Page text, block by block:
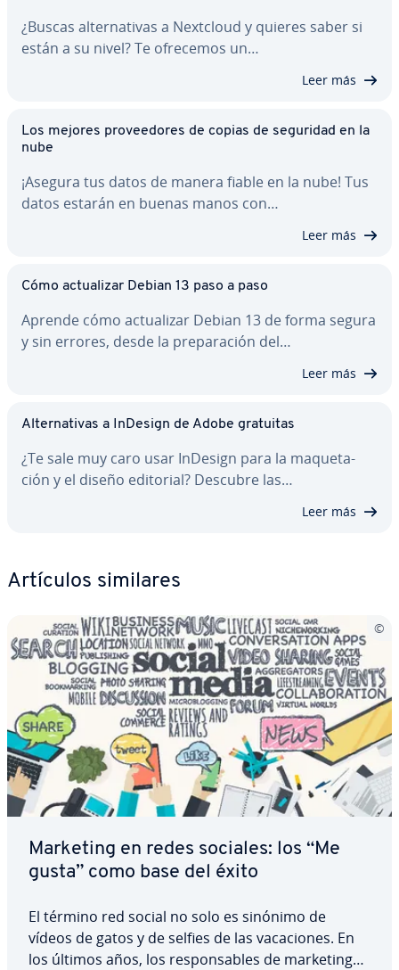
¿Buscas al­te­r­na­ti­vas a Nextcloud y quieres saber si
están a su nivel? Te ofrecemos un…
Leer más
Los mejores pro­vee­do­res de copias de seguridad en la
nube
¡Asegura tus datos de manera fiable en la nube! Tus
datos estarán en buenas manos con…
Leer más
Cómo ac­tua­li­zar Debian 13 paso a paso
Aprende cómo ac­tua­li­zar Debian 13 de forma segura
y sin errores, desde la pre­pa­ra­ción del…
Leer más
Al­te­r­na­ti­vas a InDesign de Adobe gratuitas
¿Te sale muy caro usar InDesign para la ma­que­ta­
ción y el diseño editorial? Descubre las…
Leer más
Artículos similares
Marketing en redes sociales: los “Me
gusta” como base del éxito
El término red social no solo es sinónimo de
vídeos de gatos y de selfies de las va­ca­cio­nes. En
los últimos años, los re­s­po­n­sa­bles de marketing